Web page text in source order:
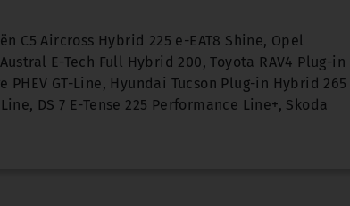
C5 Aircross Hybrid 225 e-EAT8 Shine, Opel
E-Tech Full Hybrid 200, Toyota RAV4 Plug-in
GT-Line, Hyundai Tucson Plug-in Hybrid 265
DS 7 E-Tense 225 Performance Line+, Skoda